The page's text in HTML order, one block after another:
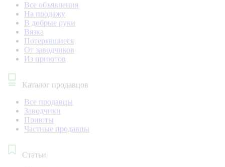
Все объявления
На продажу
В добрые руки
Вязка
Потерявшиеся
От заводчиков
Из приютов
Каталог продавцов
Все продавцы
Заводчики
Приюты
Частные продавцы
Статьи